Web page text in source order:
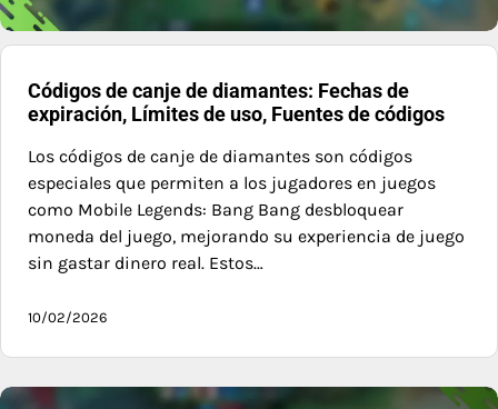
Códigos de canje de diamantes: Fechas de
expiración, Límites de uso, Fuentes de códigos
Los códigos de canje de diamantes son códigos
especiales que permiten a los jugadores en juegos
como Mobile Legends: Bang Bang desbloquear
moneda del juego, mejorando su experiencia de juego
sin gastar dinero real. Estos…
10/02/2026